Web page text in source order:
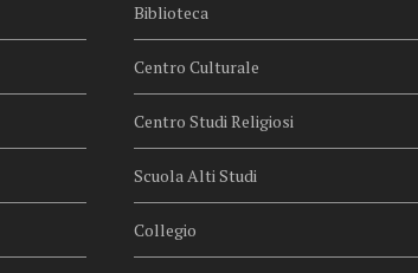
Biblioteca
Centro Culturale
Centro Studi Religiosi
Scuola Alti Studi
Collegio